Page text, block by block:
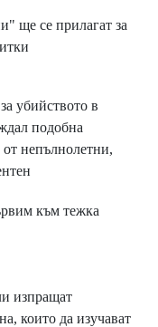
ще се прилагат за
убийството в
подобна
непълнолетни,
към тежка
изпращат
които да изучават